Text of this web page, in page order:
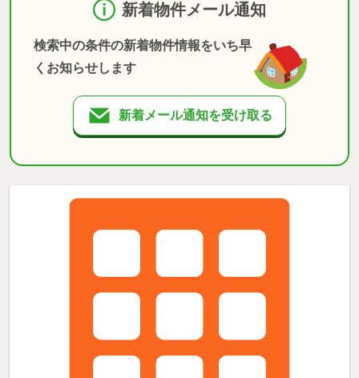
新着物件メール通知
検索中の条件の新着物件情報をいち早
くお知らせします
新着メール通知を受け取る